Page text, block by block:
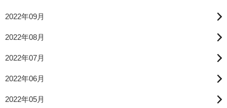
2022年09月
2022年08月
2022年07月
2022年06月
2022年05月